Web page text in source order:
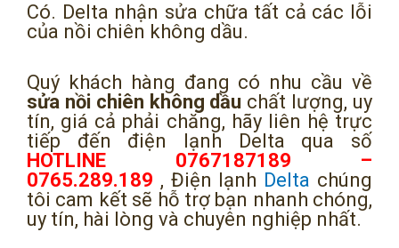
Có. Delta nhận sửa chữa tất cả các lỗi
của nồi chiên không dầu.
Quý khách hàng đang có nhu cầu về
sửa nồi chiên không dầu chất lượng, uy
tín, giá cả phải chăng, hãy liên hệ trực
tiếp đến điện lạnh Delta qua số
HOTLINE 0767187189 –
0765.289.189 , Điện lạnh Delta chúng
tôi cam kết sẽ hỗ trợ bạn nhanh chóng,
uy tín, hài lòng và chuyên nghiệp nhất.